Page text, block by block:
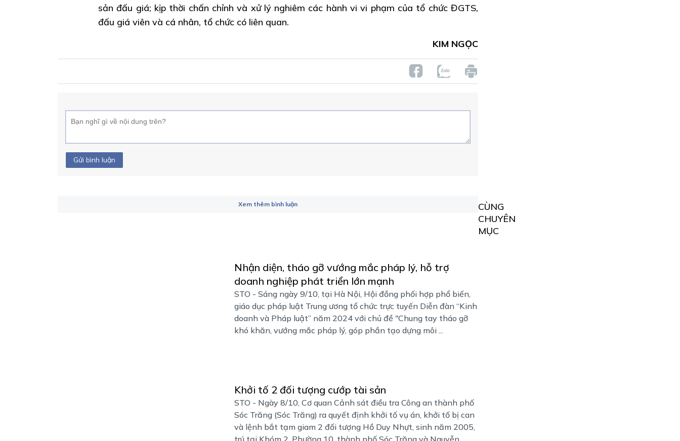
sản đấu giá; kịp thời chấn chỉnh và xử lý nghiêm các hành vi vi phạm của tổ chức ĐGTS,
đấu giá viên và cá nhân, tổ chức có liên quan.
KIM NGỌC
Gửi bình luận
Xem thêm bình luận
CÙNG
CHUYÊN
MỤC
Nhận diện, tháo gỡ vướng mắc pháp lý, hỗ trợ
doanh nghiệp phát triển lớn mạnh
STO - Sáng ngày 9/10, tại Hà Nội, Hội đồng phối hợp phổ biến,
giáo dục pháp luật Trung ương tổ chức trực tuyến Diễn đàn “Kinh
doanh và Pháp luật” năm 2024 với chủ đề "Chung tay tháo gỡ
khó khăn, vướng mắc pháp lý, góp phần tạo dựng môi ...
Khởi tố 2 đối tượng cướp tài sản
STO - Ngày 8/10, Cơ quan Cảnh sát điều tra Công an thành phố
Sóc Trăng (Sóc Trăng) ra quyết định khởi tố vụ án, khởi tố bị can
và lệnh bắt tạm giam 2 đối tượng Hồ Duy Nhựt, sinh năm 2005,
trú tại Khóm 2, Phường 10, thành phố Sóc Trăng và Nguyễn ...